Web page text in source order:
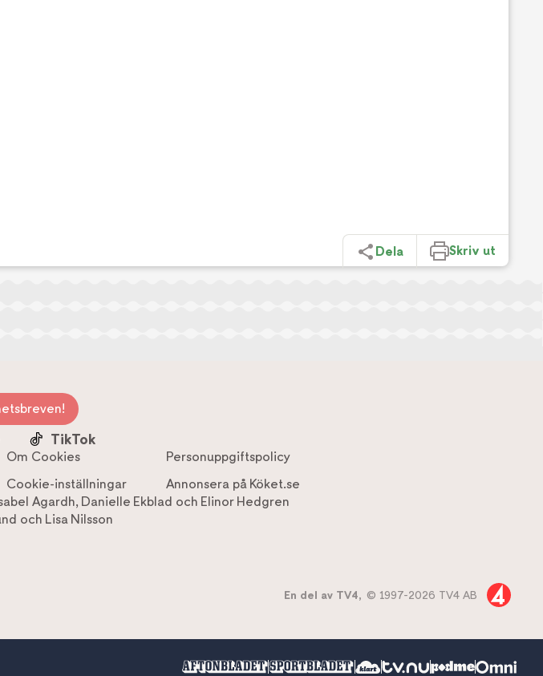
Dela Skriv ut
TikTok
Om Cookies
Personuppgiftspolicy
Cookie-inställningar
Annonsera på Köket.se
Agardh, Danielle Ekblad och Elinor Hedgren
och Lisa Nilsson
En del av TV4, © 1997-2026 TV4 AB